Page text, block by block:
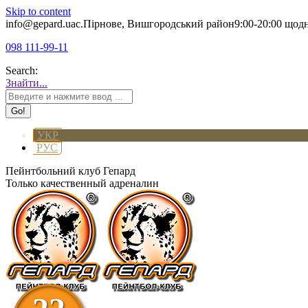
Skip to content
info@gepard.uaс.Пірнове, Вишгородський район9:00-20:00
098 111-99-11
Search:
Знайти...
УКР
РУС
Пейнтбольний клуб Гепард
Только качественный адреналин